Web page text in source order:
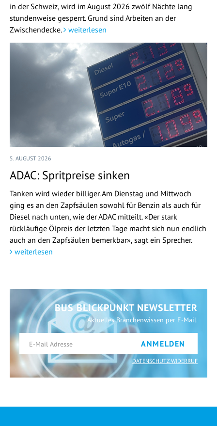
in der Schweiz, wird im August 2026 zwölf Nächte lang
stundenweise gesperrt. Grund sind Arbeiten an der
Zwischendecke.
weiterlesen
5. AUGUST 2026
ADAC: Spritpreise sinken
Tanken wird wieder billiger. Am Dienstag und Mittwoch
ging es an den Zapfsäulen sowohl für Benzin als auch für
Diesel nach unten, wie der ADAC mitteilt. «Der stark
rückläufige Ölpreis der letzten Tage macht sich nun endlich
auch an den Zapfsäulen bemerkbar», sagt ein Sprecher.
weiterlesen
BUS BLICKPUNKT NEWSLETTER
Aktuelles Branchenwissen per E-Mail.
ANMELDEN
DATENSCHUTZ WIDERRUF